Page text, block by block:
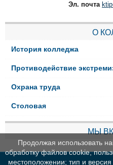
Эл. почта
О
История колледжа
Противодействие
Охрана труда
Столовая
МЫ
Продолжая использовать
обработку файлов cookie,
местоположении; тип и